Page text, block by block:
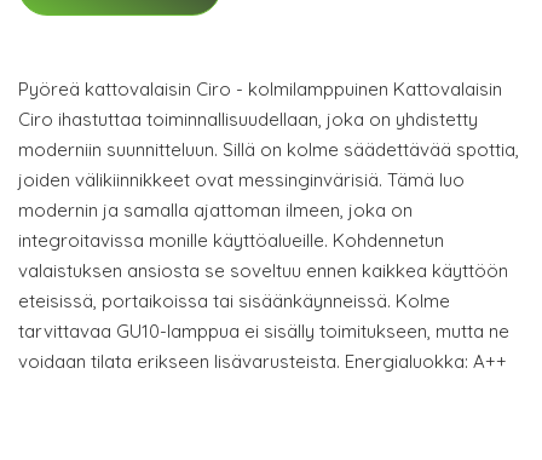
Pyöreä kattovalaisin Ciro - kolmilamppuinen Kattovalaisin
Ciro ihastuttaa toiminnallisuudellaan, joka on yhdistetty
moderniin suunnitteluun. Sillä on kolme säädettävää spottia,
joiden välikiinnikkeet ovat messinginvärisiä. Tämä luo
modernin ja samalla ajattoman ilmeen, joka on
integroitavissa monille käyttöalueille. Kohdennetun
valaistuksen ansiosta se soveltuu ennen kaikkea käyttöön
eteisissä, portaikoissa tai sisäänkäynneissä. Kolme
tarvittavaa GU10-lamppua ei sisälly toimitukseen, mutta ne
voidaan tilata erikseen lisävarusteista. Energialuokka: A++